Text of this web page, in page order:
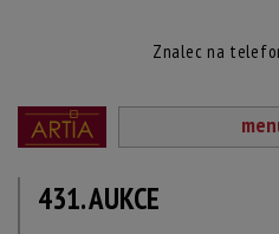
Znalec na
431. AUKCE